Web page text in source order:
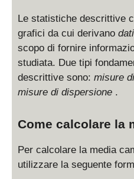
Le statistiche descrittive
grafici da cui derivano
scopo di fornire
studiata. Due tipi
descrittive sono: misure
misure di dispersione .
Come calcolare la
Per calcolare la media
utilizzare la seguente